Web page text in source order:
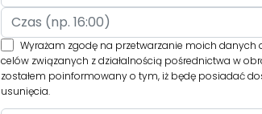
Wyrażam zgodę na przetwarzanie moich danych
celów związanych z działalnością pośrednictwa w
zostałem poinformowany o tym, iż będę posiadać
usunięcia.